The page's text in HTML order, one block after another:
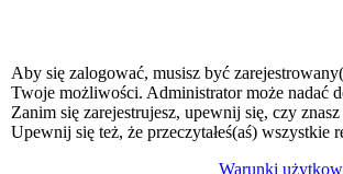
Aby się zalogować, musisz być
Twoje możliwości. Administrator może nadać
Zanim się zarejestrujesz, upewnij się, czy
Upewnij się też, że przeczytałeś(aś) wszystkie
Warunki